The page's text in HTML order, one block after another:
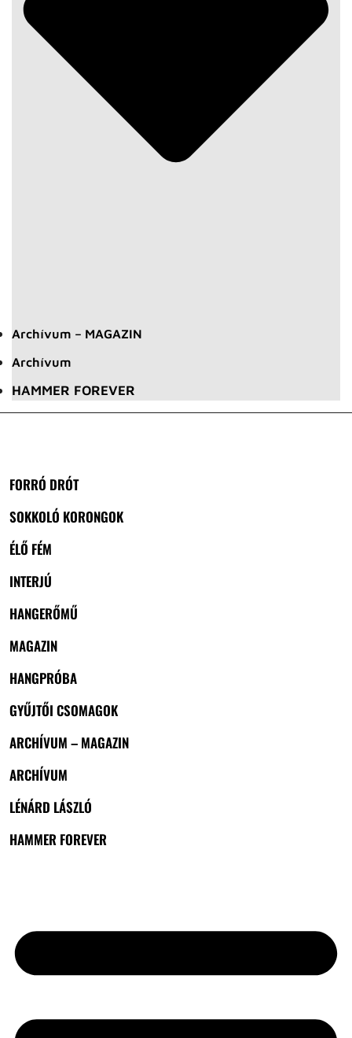
Archívum – MAGAZIN
Archívum
HAMMER FOREVER
FORRÓ DRÓT
SOKKOLÓ KORONGOK
ÉLŐ FÉM
INTERJÚ
HANGERŐMŰ
MAGAZIN
HANGPRÓBA
GYŰJTŐI CSOMAGOK
ARCHÍVUM – MAGAZIN
ARCHÍVUM
LÉNÁRD LÁSZLÓ
HAMMER FOREVER